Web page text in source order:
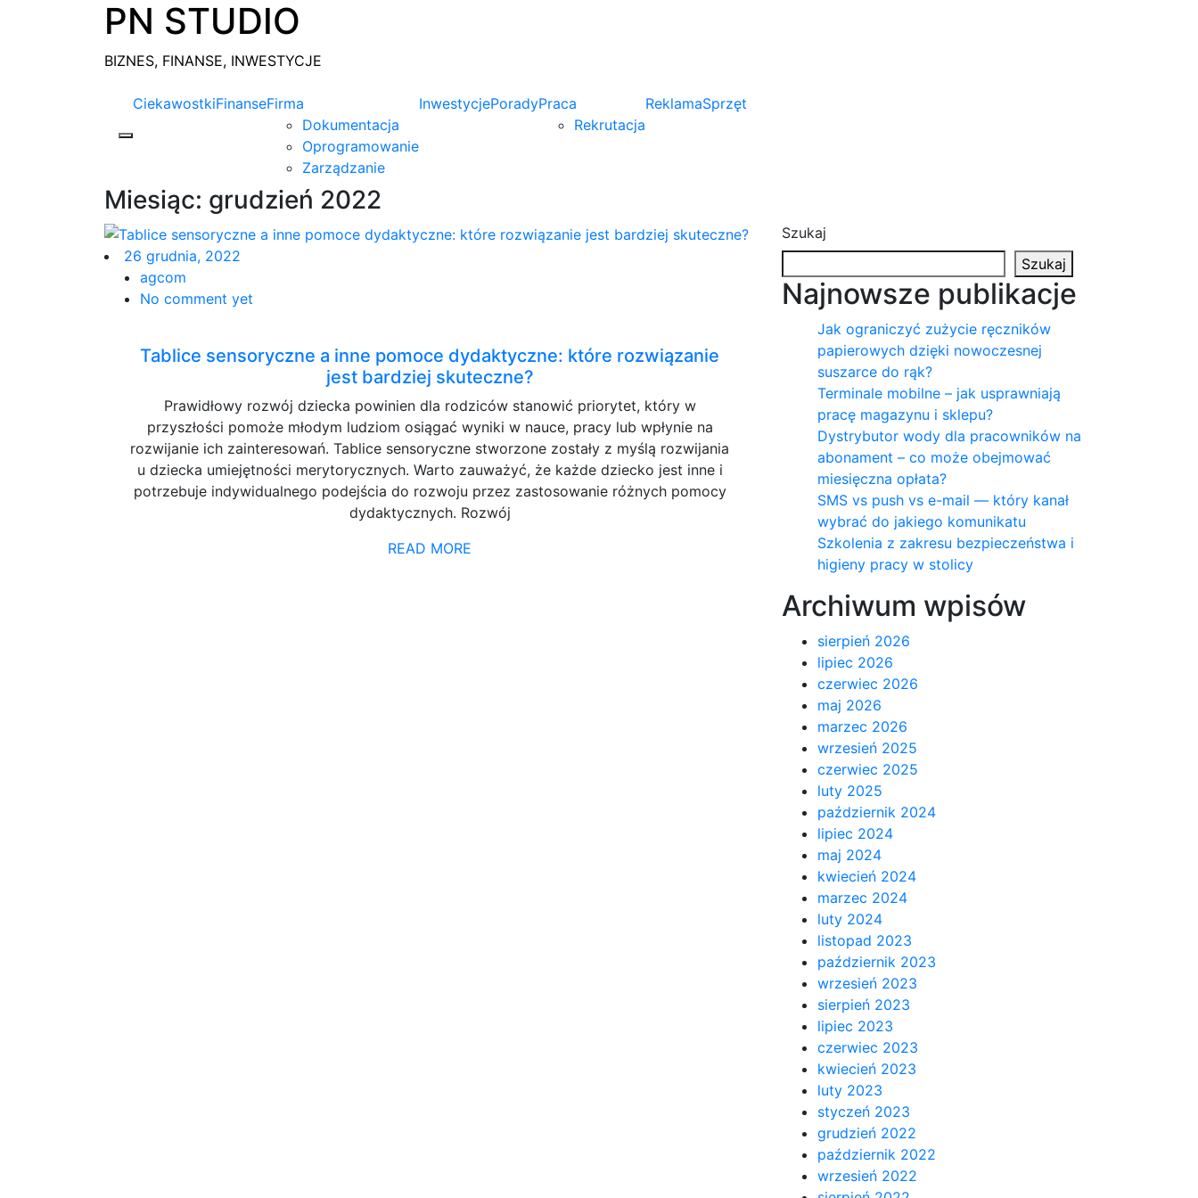
PN STUDIO
BIZNES, FINANSE, INWESTYCJE
CiekawostkiFinanseFirma
Dokumentacja
Oprogramowanie
Zarządzanie
InwestycjePoradyPraca
Rekrutacja
ReklamaSprzęt
Miesiąc: grudzień 2022
26 grudnia, 2022
agcom
No comment yet
Tablice sensoryczne a inne pomoce dydaktyczne: które rozwiązanie
jest bardziej skuteczne?
Prawidłowy rozwój dziecka powinien dla rodziców stanowić priorytet, który w
przyszłości pomoże młodym ludziom osiągać wyniki w nauce, pracy lub wpłynie na
rozwijanie ich zainteresowań. Tablice sensoryczne stworzone zostały z myślą rozwijania
u dziecka umiejętności merytorycznych. Warto zauważyć, że każde dziecko jest inne i
potrzebuje indywidualnego podejścia do rozwoju przez zastosowanie różnych pomocy
dydaktycznych. Rozwój
READ MORE
Szukaj
Szukaj
Najnowsze publikacje
Jak ograniczyć zużycie ręczników
papierowych dzięki nowoczesnej
suszarce do rąk?
Terminale mobilne – jak usprawniają
pracę magazynu i sklepu?
Dystrybutor wody dla pracowników na
abonament – co może obejmować
miesięczna opłata?
SMS vs push vs e-mail — który kanał
wybrać do jakiego komunikatu
Szkolenia z zakresu bezpieczeństwa i
higieny pracy w stolicy
Archiwum wpisów
sierpień 2026
lipiec 2026
czerwiec 2026
maj 2026
marzec 2026
wrzesień 2025
czerwiec 2025
luty 2025
październik 2024
lipiec 2024
maj 2024
kwiecień 2024
marzec 2024
luty 2024
listopad 2023
październik 2023
wrzesień 2023
sierpień 2023
lipiec 2023
czerwiec 2023
kwiecień 2023
luty 2023
styczeń 2023
grudzień 2022
październik 2022
wrzesień 2022